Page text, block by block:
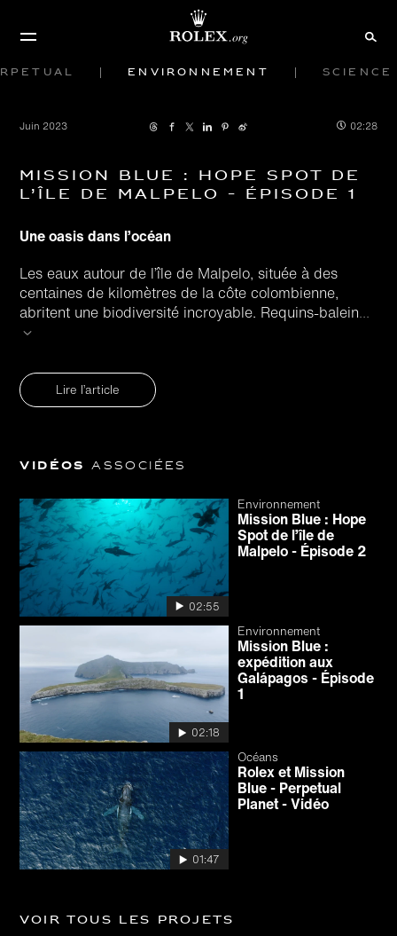
Environnement Science
Juin 2023 02:28
Mission Blue : Hope Spot de
l’île de Malpelo - Épisode 1
Une oasis dans l’océan
Les eaux autour de l’île de Malpelo, située à des
centaines de kilomètres de la côte colombienne,
abritent une biodiversité incroyable. Requins-balein...
Lire l’article
Vidéos associées
02:55
Environnement
Mission Blue : Hope
Spot de l’île de
Malpelo - Épisode 2
02:18
Environnement
Mission Blue :
expédition aux
Galápagos - Épisode
1
01:47
Océans
Rolex et Mission
Blue - Perpetual
Planet - Vidéo
Voir tous les projets